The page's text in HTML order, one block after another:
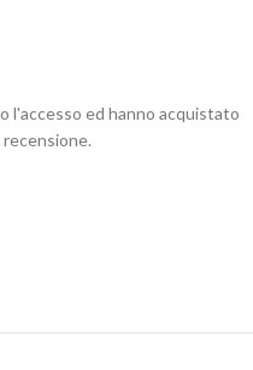
l'accesso ed hanno acquistato